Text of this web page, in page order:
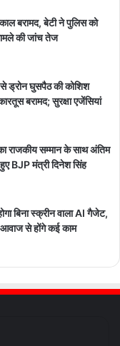
बरामद, बेटी ने पुलिस को
की जांच तेज
से ड्रोन घुसपैठ की कोशिश
बरामद; सुरक्षा एजेंसियां
राजकीय सम्मान के साथ अंतिम
BJP मंत्री दिनेश सिंह
बिना स्क्रीन वाला AI गैजेट,
से होंगे कई काम